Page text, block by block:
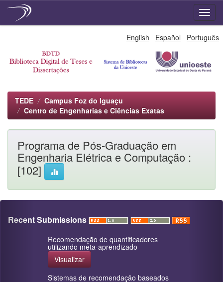
English Español Português
TEDE
Campus Foz do Iguaçu
Centro de Engenharias e Ciências Exatas
Programa de Pós-Graduação em
Engenharia Elétrica e Computação :
[102]
Recent Submissions
Recomendação de quantificadores
utilizando meta-aprendizado
Visualizar
Sistemas de recomendação baseados